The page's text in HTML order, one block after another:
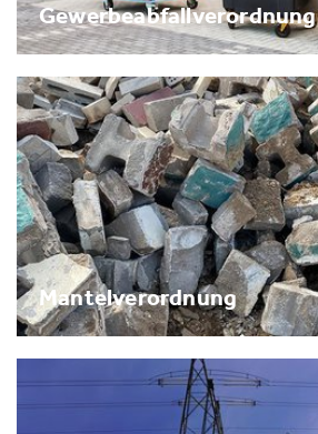
Gewerbeabfallverordnung
Mantelverordnung